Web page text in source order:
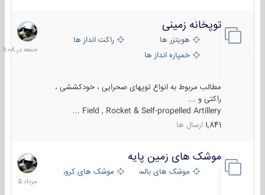
توپخانه زمینی
هویتزر ها
راکت انداز ها
خمپاره انداز ها
مطالب مربوط به انواع توپهای صحرایی ، خودکششی ،
راکتی و ...
Field , Rocket & Self-propelled Artillery ...
1,841 ارسال ها
جمعه
در
11:08
موشک های زمین پایه
موشک های بالستیک موشک های کروز
2
مرداد
1405